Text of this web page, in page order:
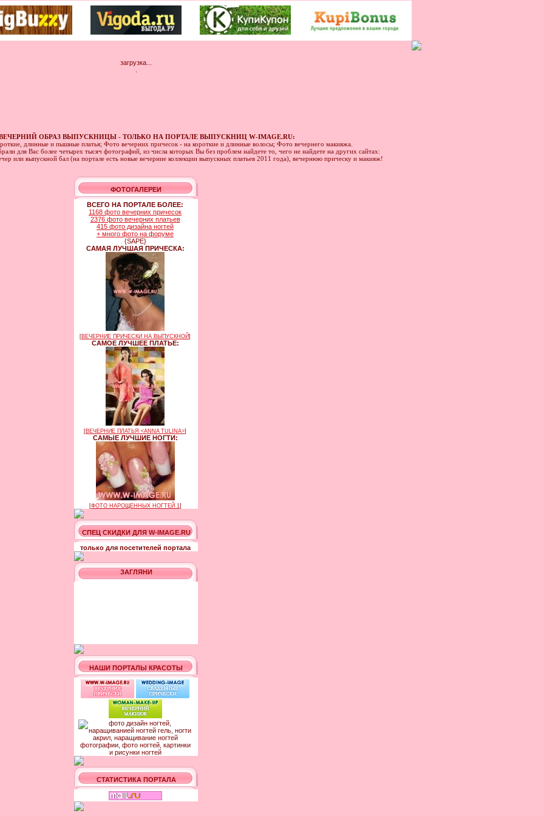
загрузка...
.
ОБРАЗ ВЫПУСКНИЦЫ - ТОЛЬКО НА ПОРТАЛЕ ВЫПУСКНИЦ W-IMAGE.RU:
длинные и пышные платья; Фото вечерних причесок - на короткие и длинные волосы; Фото вечернего макияжа.
для Вас более четырех тысяч фотографий, из числа которых Вы без проблем найдете то, чего не найдете на других сайтах:
или выпускной бал (на портале есть новые вечерние коллекции выпускных платьев 2011 года), вечернюю прическу и макияж!
ФОТОГАЛЕРЕИ
ВСЕГО НА ПОРТАЛЕ БОЛЕЕ:
1168 фото вечерних причесок
2376 фото вечерних платьев
415 фото дизайна ногтей
+ много фото на форуме
{SAPE}
САМАЯ ЛУЧШАЯ ПРИЧЕСКА:
[ВЕЧЕРНИЕ ПРИЧЕСКИ НА ВЫПУСКНОЙ]
САМОЕ ЛУЧШЕЕ ПЛАТЬЕ:
[ВЕЧЕРНИЕ ПЛАТЬЯ <ANNA TULINA>]
САМЫЕ ЛУЧШИЕ НОГТИ:
[ФОТО НАРОЩЕННЫХ НОГТЕЙ 1]
СПЕЦ СКИДКИ ДЛЯ W-IMAGE.RU
только для посетителей портала
ЗАГЛЯНИ
НАШИ ПОРТАЛЫ КРАСОТЫ
СТАТИСТИКА ПОРТАЛА